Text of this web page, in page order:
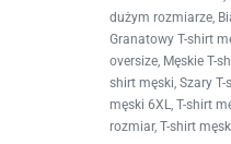
dużym rozmiarze,
Granatowy T-shirt
oversize, Męskie T-
shirt męski,Szary
męski 6XL,T-shirt
rozmiar,T-shirt